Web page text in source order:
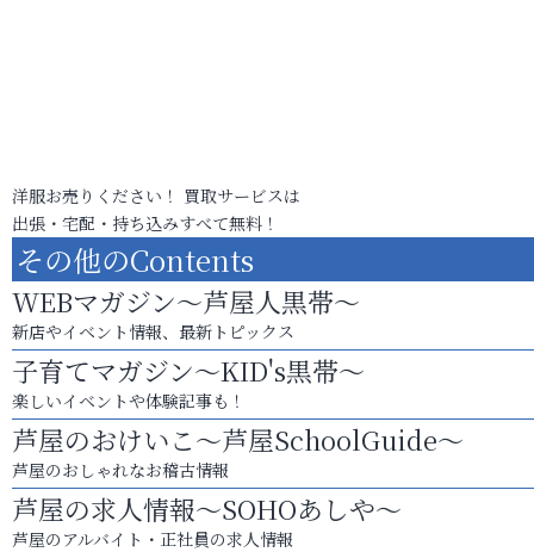
洋服お売りください！ 買取サービスは
出張・宅配・持ち込みすべて無料！
その他のContents
WEBマガジン～芦屋人黒帯～
新店やイベント情報、最新トピックス
子育てマガジン～KID's黒帯～
楽しいイベントや体験記事も！
芦屋のおけいこ～芦屋SchoolGuide～
芦屋のおしゃれなお稽古情報
芦屋の求人情報～SOHOあしや～
芦屋のアルバイト・正社員の求人情報